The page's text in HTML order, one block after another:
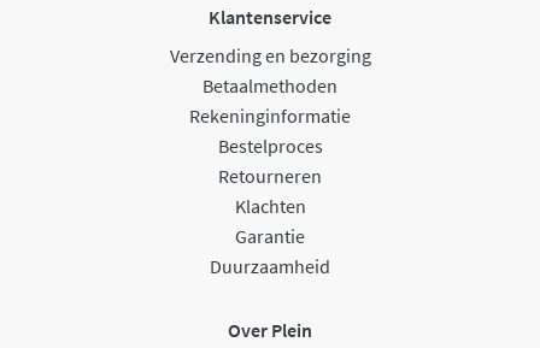
Klantenservice
Verzending en bezorging
Betaalmethoden
Rekeninginformatie
Bestelproces
Retourneren
Klachten
Garantie
Duurzaamheid
Over Plein